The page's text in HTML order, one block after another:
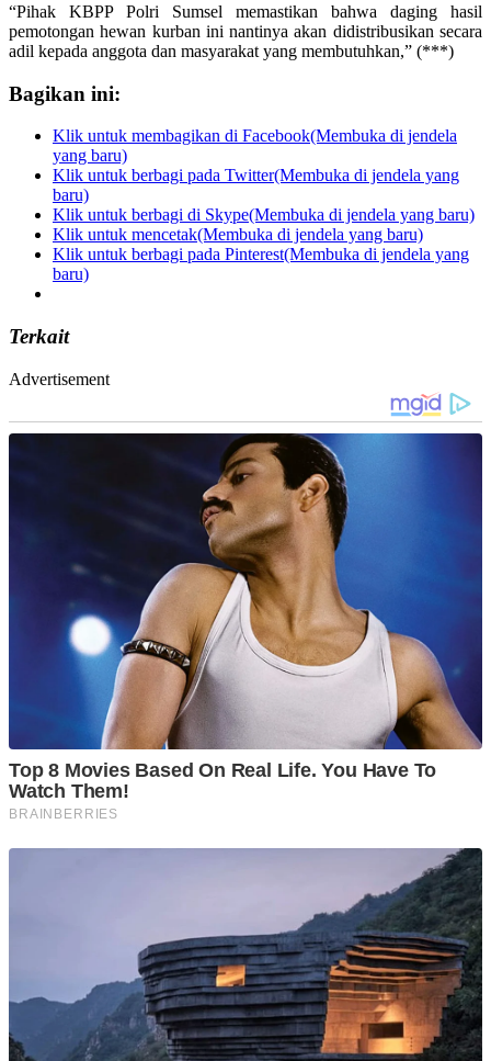
“Pihak KBPP Polri Sumsel memastikan bahwa daging hasil
pemotongan hewan kurban ini nantinya akan didistribusikan secara
adil kepada anggota dan masyarakat yang membutuhkan,” (***)
Bagikan ini:
Klik untuk membagikan di Facebook(Membuka di jendela
yang baru)
Klik untuk berbagi pada Twitter(Membuka di jendela yang
baru)
Klik untuk berbagi di Skype(Membuka di jendela yang baru)
Klik untuk mencetak(Membuka di jendela yang baru)
Klik untuk berbagi pada Pinterest(Membuka di jendela yang
baru)
Terkait
Advertisement